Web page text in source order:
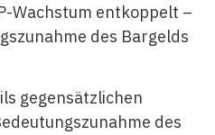
Wachstum entkoppelt –
des Bargelds
gegensätzlichen
des